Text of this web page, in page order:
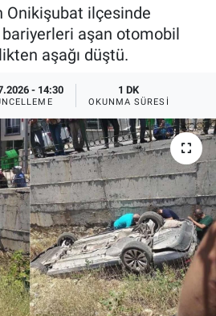
Onikişubat ilçesinde
aşan otomobil
aşağı düştü.
- 14:30 1 DK
OKUNMA SÜRESI